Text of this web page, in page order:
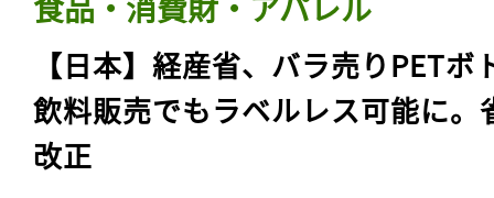
【日本】経産省、バラ売りPETボ
飲料販売でもラベルレス可能に。
改正